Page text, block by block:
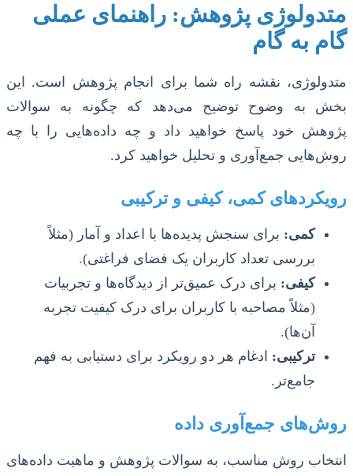
متدولوژی پژوهش: راهنمای عملی
گام به گام
متدولوژی، نقشه راه شما برای انجام پژوهش است. این
بخش به وضوح توضیح می‌دهد که چگونه به سوالات
پژوهش خود پاسخ خواهید داد و چه داده‌هایی را با چه
روش‌هایی جمع‌آوری و تحلیل خواهید کرد.
رویکردهای کمی، کیفی و ترکیبی
کمی: برای سنجش پدیده‌ها با اعداد و آمار (مثلاً
بررسی تعداد کاربران یک فضای فراغتی).
کیفی: برای درک عمیق‌تر از دیدگاه‌ها و تجربیات
(مثلاً مصاحبه با کاربران برای درک کیفیت تجربه
آن‌ها).
ترکیبی: ادغام هر دو رویکرد برای دستیابی به فهم
جامع‌تر.
روش‌های جمع‌آوری داده
انتخاب روش مناسب، به سوالات پژوهش و ماهیت داده‌های